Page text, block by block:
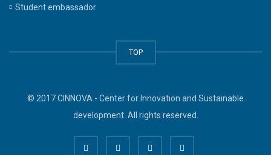
Student embassador
TOP
© 2017 CINNOVA - Center for Innovation and Sustainable
development. All rights reserved.